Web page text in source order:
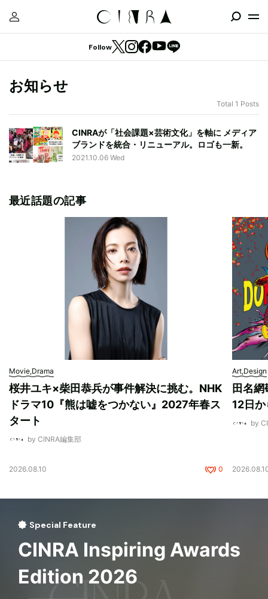
Follow
お知らせ
Total 1 Posts
CINRAが「社会課題×芸術文化」を軸に メディア
ブランドを統合・リニューアル。ロゴも一新。
2021.10.06 Wed
最近話題の記事
Movie,Drama
桜井ユキ×柴田恭兵が事件解決に挑む。NHK
ドラマ10『熊は嘘をつかない』2027年春ス
タート
by CINRA編集部
2026.08.10 0
Art,Design
田名
12日
by
Special Feature
CINRA Inspiring Awards
Edition 2026